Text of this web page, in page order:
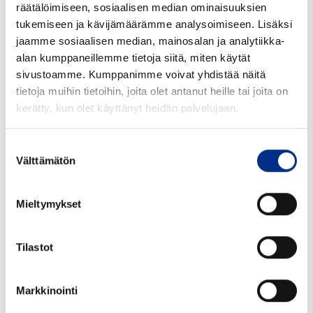
räätälöimiseen, sosiaalisen median ominaisuuksien
tukemiseen ja kävijämäärämme analysoimiseen. Lisäksi
jaamme sosiaalisen median, mainosalan ja analytiikka-
alan kumppaneillemme tietoja siitä, miten käytät
sivustoamme. Kumppanimme voivat yhdistää näitä
tietoja muihin tietoihin, joita olet antanut heille tai joita on
kerätty, kun olet käyttänyt heidän palvelujaan.
valinta
Välttämätön
Mieltymykset
Tilastot
Markkinointi
Tutustu tarkemmin